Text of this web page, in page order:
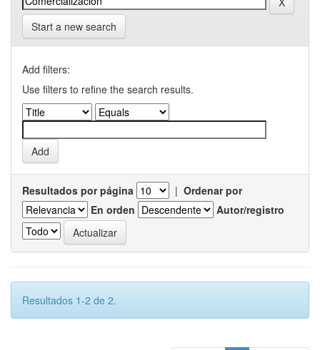
Start a new search
Add filters:
Use filters to refine the search results.
Resultados por página | Ordenar por
En orden
Autor/registro
Resultados 1-2 de 2.